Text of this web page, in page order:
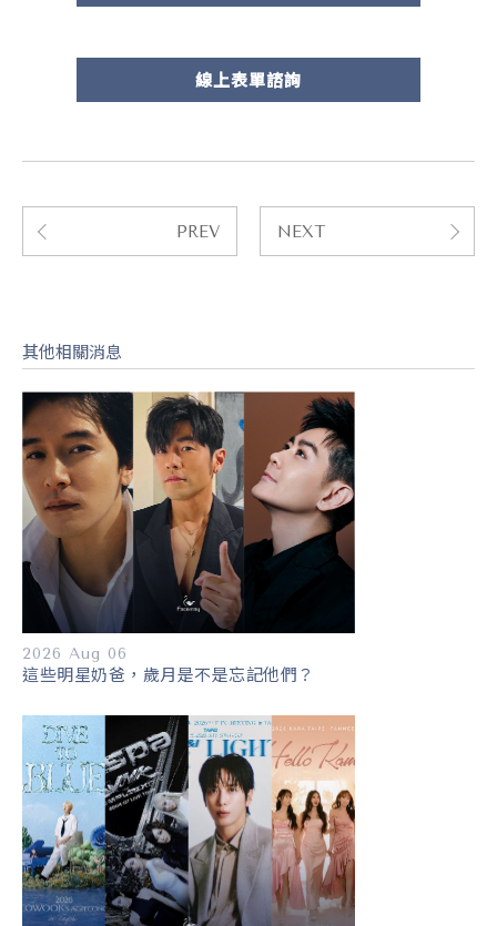
線上表單諮詢
PREV NEXT
其他相關消息
2026 Aug 06
這些明星奶爸，歲月是不是忘記他們？